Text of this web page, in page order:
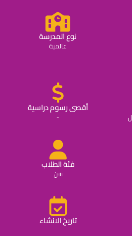
نوع المدرسة
عالمية
أقصى رسوم دراسية
-
فئة الطلاب
بنين
تاريخ الانشاء